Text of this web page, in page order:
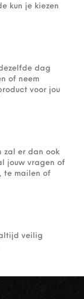
kun je kiezen
dag
of neem
voor jou
zal er dan ook
jouw vragen of
te mailen of
veilig